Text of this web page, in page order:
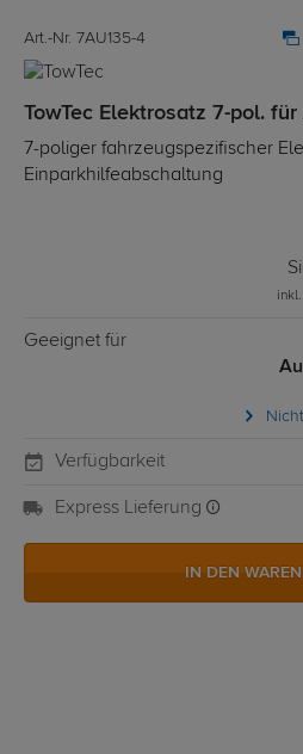
Art.-Nr. 7AU135-4
TowTec Elektrosatz 7-pol. für
7-poliger fahrzeugspezifischer
Einparkhilfeabschaltung
Geeignet für
Verfügbarkeit
Express Lieferung
IN DEN